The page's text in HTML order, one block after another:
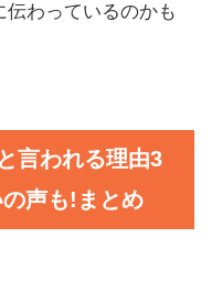
伝わっているのかも
言われる理由3
声も!まとめ